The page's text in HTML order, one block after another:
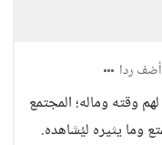
أضف ردا
وقته وماله؛ المجتمع
وما يثيره ليُشاهده.